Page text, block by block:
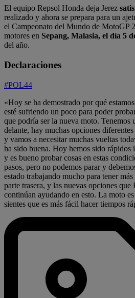
El equipo Repsol Honda deja Jerez
realizado y ahora se prepara para un
el Campeonato del Mundo de MotoGP
motores en Sepang, Malasia, el día 5
del año.
Declaraciones
#POL44
«Hoy se ha demostrado por qué
esté sufriendo un poco para poder
que podría ser la nueva moto. Tenemos
delante, hay muchas opciones
y vamos a necesitar muchas vueltas
ha sido buena. Hoy hemos sido
y es bueno probar cosas en estas
pasos, pero no podemos parar y
estado trabajando mucho para tener
parte trasera, y las nuevas opciones
continúan ayudando en esto. La moto
sientes que es más fácil hacer tiempos